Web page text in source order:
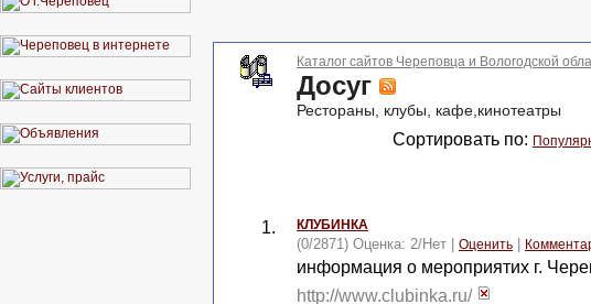
Каталог сайтов Череповца и Вологодской
Досуг
Рестораны, клубы, кафе,кинотеатры
Сортировать по:
1. КЛУБИНКА
(0/2871) Оценка: 2/Нет Оценить
информация о мероприятих г.
http://www.clubinka.ru/